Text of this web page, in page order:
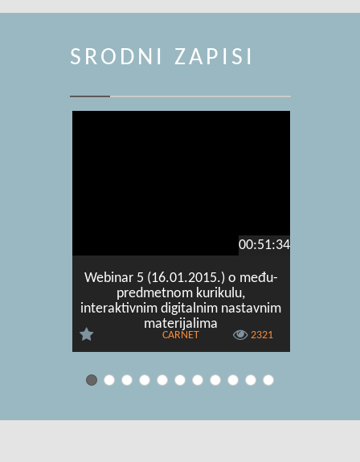
SRODNI ZAPISI
00:51:34
Webinar 5 (16.01.2015.) o među-
predmetnom kurikulu,
interaktivnim digitalnim nastavnim
materijalima
CARNET 2321